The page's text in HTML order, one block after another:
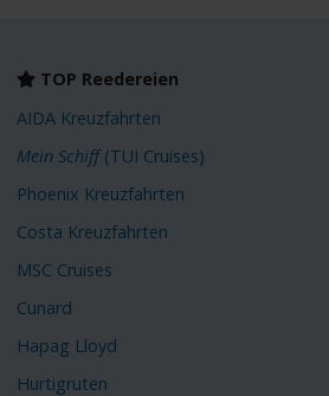
TOP Reedereien
AIDA Kreuzfahrten
Mein Schiff(TUI Cruises)
Phoenix Kreuzfahrten
Costa Kreuzfahrten
MSC Cruises
Cunard
Hapag Lloyd
Hurtigruten